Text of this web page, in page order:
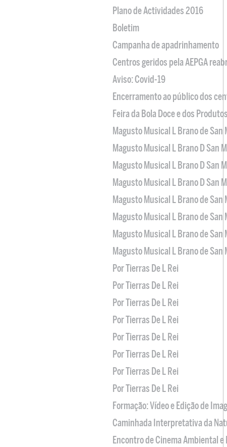
Plano de Actividades 2016
Boletim
Campanha de apadrinhamento
Centros geridos pela AEPGA
Aviso: Covid-19
Encerramento ao público dos
Feira da Bola Doce e dos
Magusto Musical L Brano de San
Magusto Musical L Brano D San
Magusto Musical L Brano D San
Magusto Musical L Brano D San
Magusto Musical L Brano de San
Magusto Musical L Brano de San
Magusto Musical L Brano de San
Magusto Musical L Brano de San
Por Tierras De L Rei
Por Tierras De L Rei
Por Tierras De L Rei
Por Tierras De L Rei
Por Tierras De L Rei
Por Tierras De L Rei
Por Tierras De L Rei
Por Tierras De L Rei
Formação: Vídeo e Edição de
Caminhada Interpretativa da
Encontro de Cinema Ambiental e